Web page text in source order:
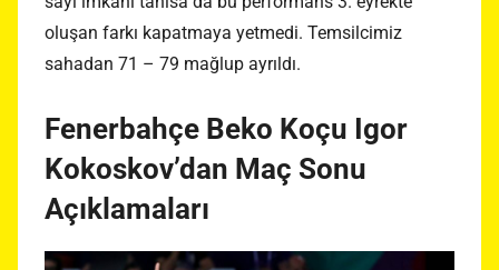
oluşan farkı kapatmaya yetmedi. Temsilcimiz
sahadan 71 – 79 mağlup ayrıldı.
Fenerbahçe Beko Koçu Igor
Kokoskov’dan Maç Sonu
Açıklamaları